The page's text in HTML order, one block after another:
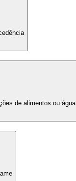
de alimentos ou água